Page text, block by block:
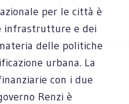
per le città è
infrastrutture e dei
delle politiche
urbana. La
con i due
Renzi è